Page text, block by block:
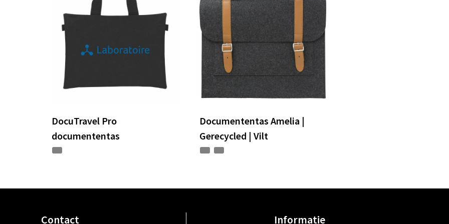
DocuTravel Pro
documententas
Documententas Amelia |
Gerecycled | Vilt
Contact Informatie